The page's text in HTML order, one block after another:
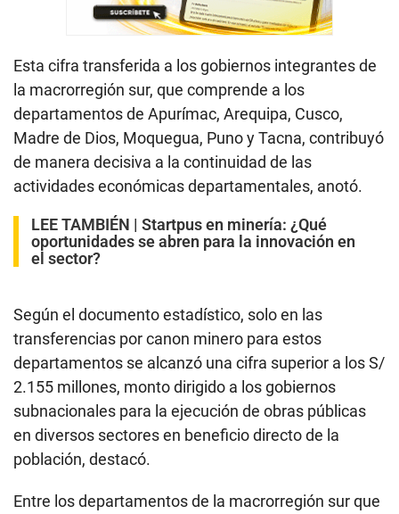
Esta cifra transferida a los gobiernos integrantes de
la macrorregión sur, que comprende a los
departamentos de Apurímac, Arequipa, Cusco,
Madre de Dios, Moquegua, Puno y Tacna, contribuyó
de manera decisiva a la continuidad de las
actividades económicas departamentales, anotó.
LEE TAMBIÉN | Startpus en minería: ¿Qué
oportunidades se abren para la innovación en
el sector?
Según el documento estadístico, solo en las
transferencias por canon minero para estos
departamentos se alcanzó una cifra superior a los S/
2.155 millones, monto dirigido a los gobiernos
subnacionales para la ejecución de obras públicas
en diversos sectores en beneficio directo de la
población, destacó.
Entre los departamentos de la macrorregión sur que